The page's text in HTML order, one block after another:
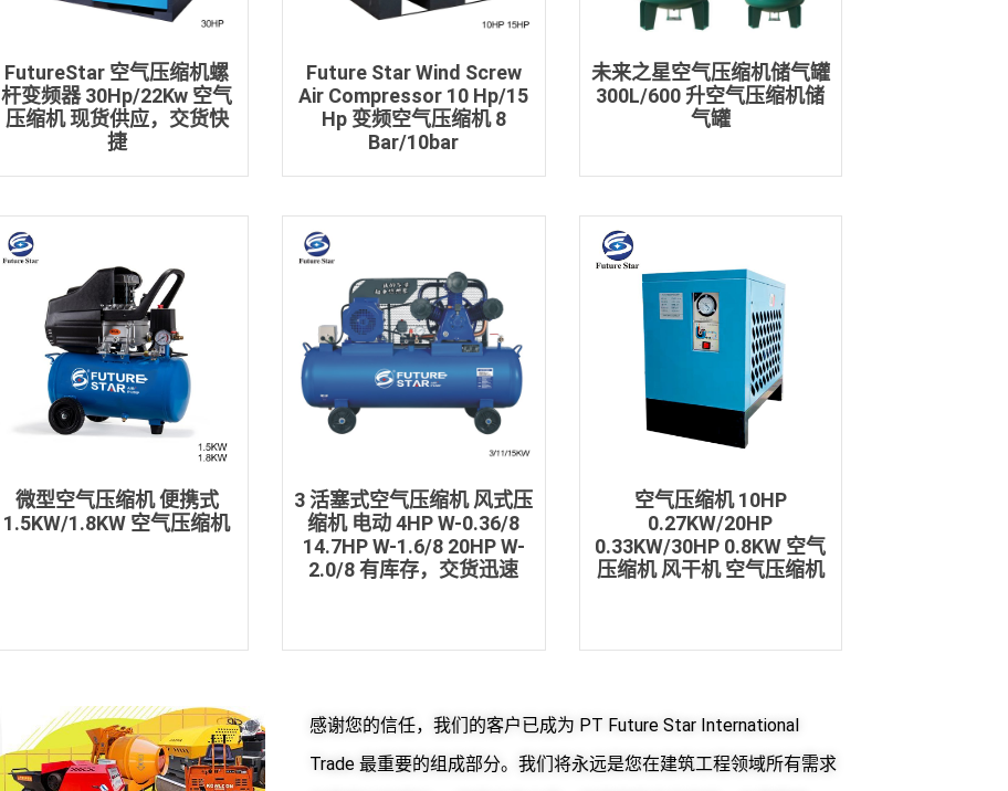
FutureStar 空气压缩机螺
杆变频器 30Hp/22Kw 空气
压缩机 现货供应，交货快
捷
Future Star Wind Screw
Air Compressor 10 Hp/15
Hp 变频空气压缩机 8
Bar/10bar
未来之星空气压缩机储气罐
300L/600 升空气压缩机储
气罐
微型空气压缩机 便携式
1.5KW/1.8KW 空气压缩机
3 活塞式空气压缩机 风式压
缩机 电动 4HP W-0.36/8
14.7HP W-1.6/8 20HP W-
2.0/8 有库存，交货迅速
空气压缩机 10HP
0.27KW/20HP
0.33KW/30HP 0.8KW 空气
压缩机 风干机 空气压缩机
感谢您的信任，我们的客户已成为 PT Future Star International
Trade 最重要的组成部分。我们将永远是您在建筑工程领域所有需求